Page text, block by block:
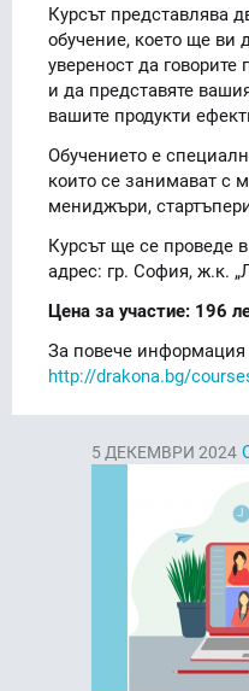
Курсът представлява
обучение, което ще ви
увереност да
и да представяте
вашите продукти
Обучението е
които се занимават с
мениджъри,
Курсът ще се проведе
адрес: гр. София, ж.к.
Цена за участие: 196
За повече информация
http://drakona.bg/
5 ДЕКЕМВРИ 2024